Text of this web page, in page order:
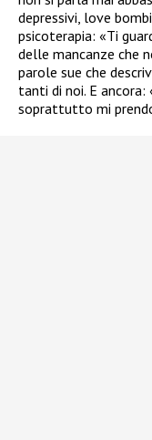
depressivi, love
psicoterapia: «Ti
delle mancanze che
parole sue che
tanti di noi. E ancora:
soprattutto mi